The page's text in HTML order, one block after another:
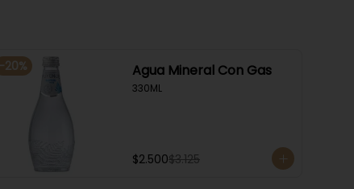
-20% Agua Mineral Con Gas
330ML
$2.500$3.125